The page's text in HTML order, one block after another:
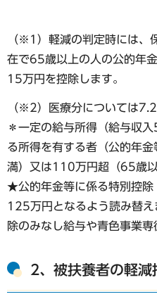
（※1）軽減の判定時には、
在で65歳以上の人の公的年
15万円を控除します。
（※2）医療分については7.2
＊一定の給与所得（給与収
る所得を有する者（公的年
満）又は110万円超（65歳
★公的年金等に係る特別控
125万円となるよう読み替
除のみなし給与や青色事業専
2、被扶養者の軽減